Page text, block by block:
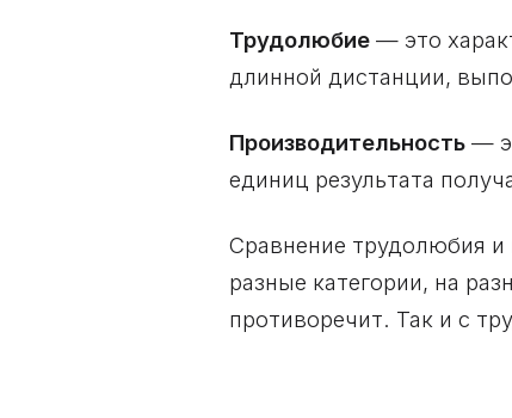
Трудолюбие — это
длинной дистанции,
Производительность —
единиц результата
Сравнение трудолюбия и
разные категории, на
противоречит. Так и с